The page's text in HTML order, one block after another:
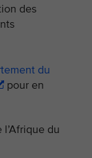
des
du
pour en
du